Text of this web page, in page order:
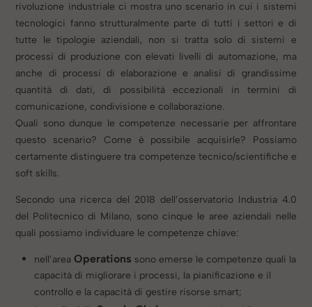
rivoluzione industriale ci mostra uno scenario in cui i sistemi
tecnologici fanno strutturalmente parte di tutti i settori e di
tutte le tipologie aziendali, non si tratta solo di sistemi e
processi di produzione con elevati livelli di automazione, ma
anche di processi di elaborazione e analisi di grandissime
quantità di dati, di possibilità eccezionali in termini di
comunicazione, condivisione e collaborazione.
Quali sono dunque le competenze necessarie per affrontare
questo scenario? Come è possibile acquisirle? Possiamo
certamente distinguere tra competenze tecnico/scientifiche e
soft skills.
Secondo una ricerca del 2018 dell’osservatorio Industria 4.0
del Politecnico di Milano, sono cinque le aree aziendali nelle
quali possiamo individuare le competenze chiave:
nell’areaOperations sono emerse le competenze quali la
capacità di migliorare i processi, la pianificazione e il
controllo e la capacità di gestire risorse smart;